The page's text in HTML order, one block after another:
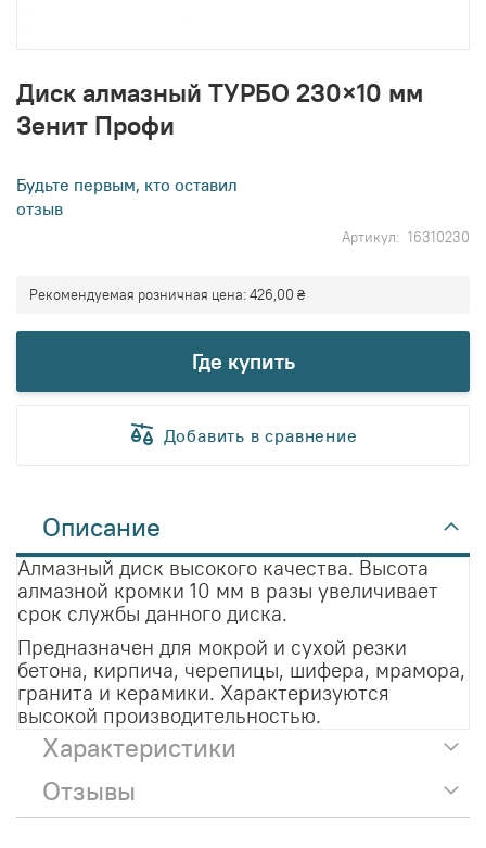
Диск алмазный ТУРБО 230×10 мм
Зенит Профи
Будьте первым, кто оставил
отзыв
Артикул 16310230
Рекомендуемая розничная цена:426,00 ₴
Где купить
Добавить в сравнение
началу
галереи
Описание
Алмазный диск высокого качества. Высота
алмазной кромки 10 мм в разы увеличивает
срок службы данного диска.
Предназначен для мокрой и сухой резки
бетона, кирпича, черепицы, шифера, мрамора,
гранита и керамики. Характеризуются
высокой производительностью.
Характеристики
Отзывы